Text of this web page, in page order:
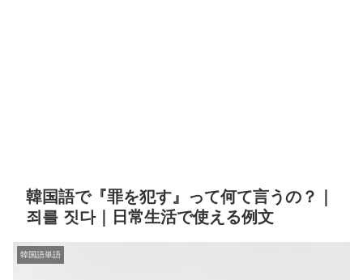
韓国語で『罪を犯す』って何て言うの？｜
죄를 짓다｜日常生活で使える例文
韓国語単語